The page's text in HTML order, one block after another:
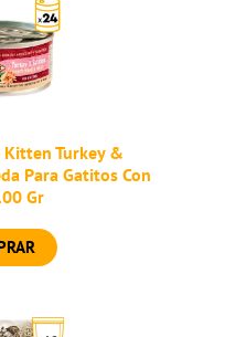
Turkey &
Para Gatitos Con
Gr